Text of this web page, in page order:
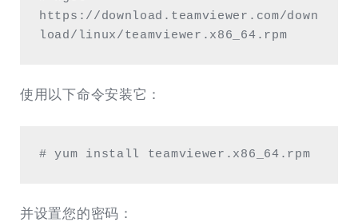
https://download.teamviewer.com/down
load/linux/teamviewer.x86_64.rpm
使用以下命令安装它：
# yum install teamviewer.x86_64.rpm
并设置您的密码：